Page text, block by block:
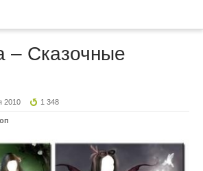
– Сказочные
2010 1 348